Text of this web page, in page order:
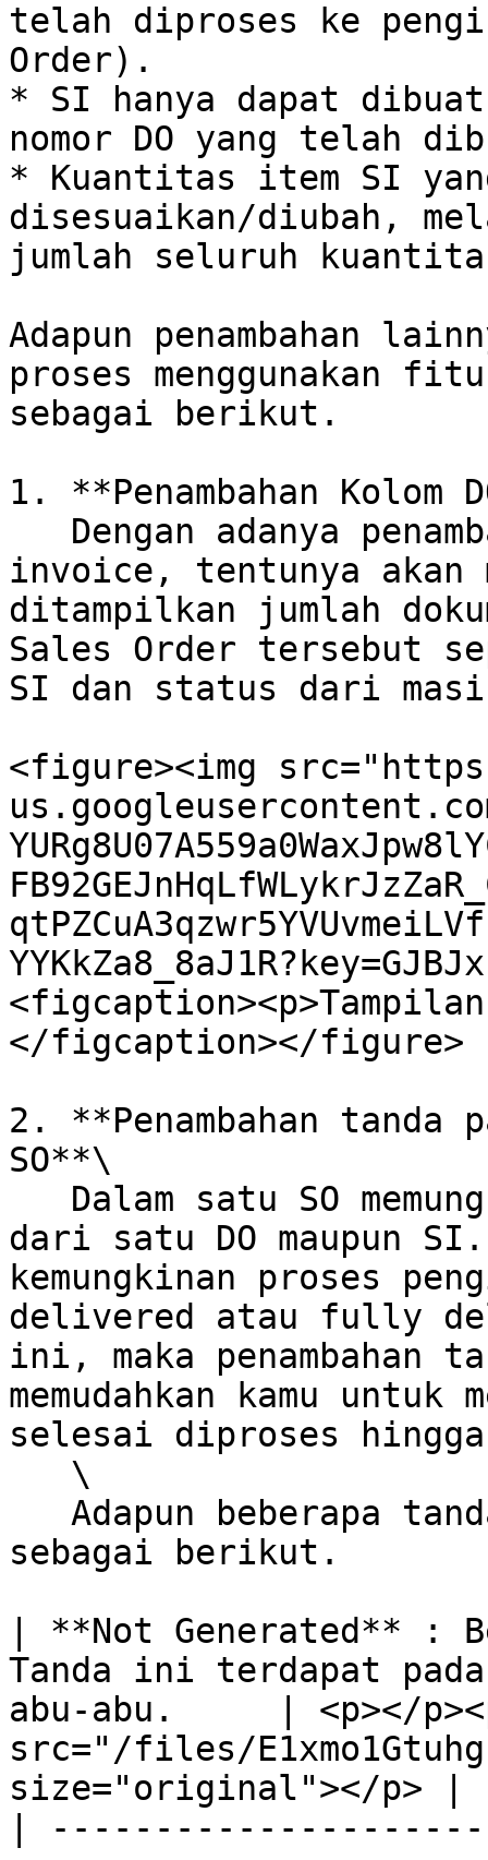
telah diproses ke
Order).
* SI hanya dapat
nomor DO yang telah
* Kuantitas item SI
disesuaikan/diubah,
jumlah seluruh
Adapun penambahan
proses menggunakan
sebagai berikut.
1. **Penambahan
invoice, tentunya akan
ditampilkan jumlah
Sales Order tersebut
SI dan status dari
<figure><img
</figcaption></figure>
2. **Penambahan
SO**\
dari satu DO maupun
kemungkinan proses
delivered atau fully
ini, maka penambahan
memudahkan kamu untuk
selesai diproses
sebagai berikut.
| **Not Generated** :
Tanda ini terdapat pada
abu-abu.     | <p></
src="/files/
size="original"></p> |
|